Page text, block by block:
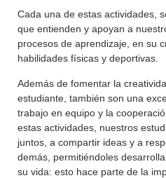
Cada una de estas actividades,
que entienden y apoyan a
procesos de aprendizaje, en su
habilidades físicas y deportivas.
Además de fomentar la
estudiante, también son una
trabajo en equipo y la
estas actividades, nuestros
juntos, a compartir ideas y a
demás, permitiéndoles
su vida: esto hace parte de la